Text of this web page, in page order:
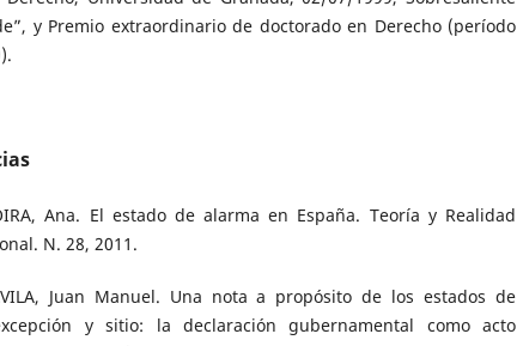
y Premio extraordinario de doctorado en Derecho (período
Ana. El estado de alarma en España. Teoría y Realidad
N. 28, 2011.
Juan Manuel. Una nota a propósito de los estados de
y sitio: la declaración gubernamental como acto